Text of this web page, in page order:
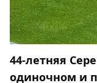
44-летняя
одиночном и